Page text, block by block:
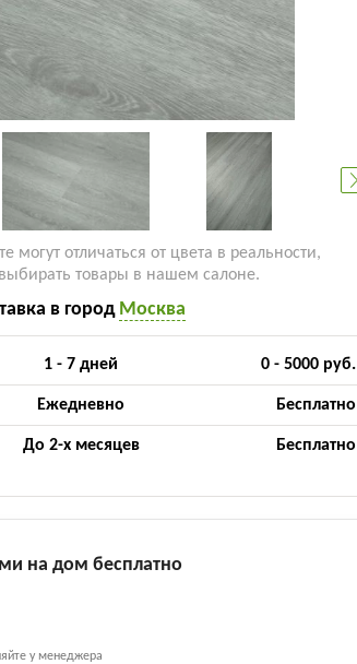
могут отличаться от цвета в реальности,
товары в нашем салоне.
в город Москва
1 - 7 дней 0 - 5000 руб.
Ежедневно Бесплатно
До 2-х месяцев Бесплатно
на дом бесплатно
у менеджера